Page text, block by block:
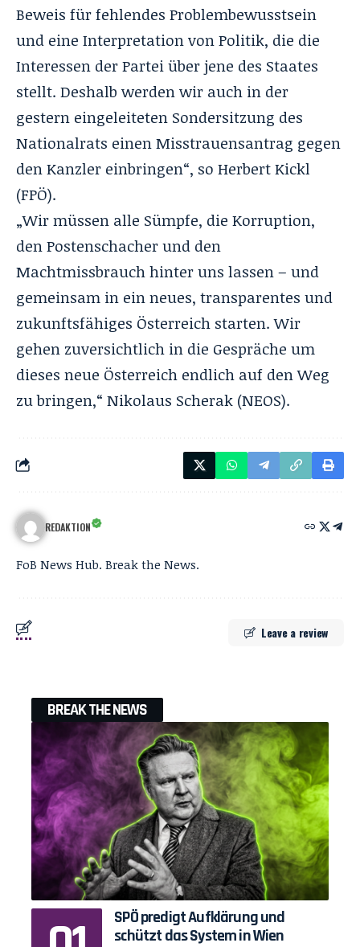
Beweis für fehlendes Problembewusstsein
und eine Interpretation von Politik, die die
Interessen der Partei über jene des Staates
stellt. Deshalb werden wir auch in der
gestern eingeleiteten Sondersitzung des
Nationalrats einen Misstrauensantrag gegen
den Kanzler einbringen“, so Herbert Kickl
(FPÖ).
„Wir müssen alle Sümpfe, die Korruption,
den Postenschacher und den
Machtmissbrauch hinter uns lassen – und
gemeinsam in ein neues, transparentes und
zukunftsfähiges Österreich starten. Wir
gehen zuversichtlich in die Gespräche um
dieses neue Österreich endlich auf den Weg
zu bringen,“ Nikolaus Scherak (NEOS).
REDAKTION
FoB News Hub. Break the News.
Leave a review
BREAK THE NEWS
SPÖ predigt Aufklärung und
schützt das System in Wien